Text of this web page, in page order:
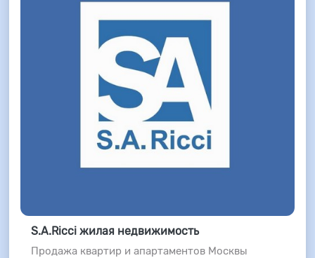
S.A.Ricci жилая недвижимость
Продажа квартир и апартаментов Москвы